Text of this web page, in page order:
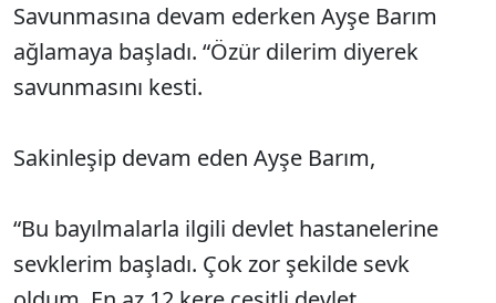
Savunmasına devam ederken Ayşe Barım
ağlamaya başladı. “Özür dilerim diyerek
savunmasını kesti.
Sakinleşip devam eden Ayşe Barım,
“Bu bayılmalarla ilgili devlet hastanelerine
sevklerim başladı. Çok zor şekilde sevk